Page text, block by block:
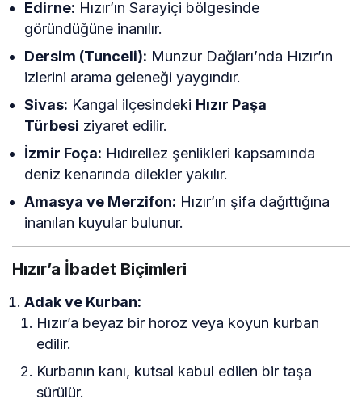
Edirne: Hızır’ın Sarayiçi bölgesinde
göründüğüne inanılır.
Dersim (Tunceli): Munzur Dağları’nda Hızır’ın
izlerini arama geleneği yaygındır.
Sivas: Kangal ilçesindeki Hızır Paşa
Türbesi ziyaret edilir.
İzmir Foça: Hıdırellez şenlikleri kapsamında
deniz kenarında dilekler yakılır.
Amasya ve Merzifon: Hızır’ın şifa dağıttığına
inanılan kuyular bulunur.
Hızır’a İbadet Biçimleri
Adak ve Kurban:
Hızır’a beyaz bir horoz veya koyun kurban
edilir.
Kurbanın kanı, kutsal kabul edilen bir taşa
sürülür.